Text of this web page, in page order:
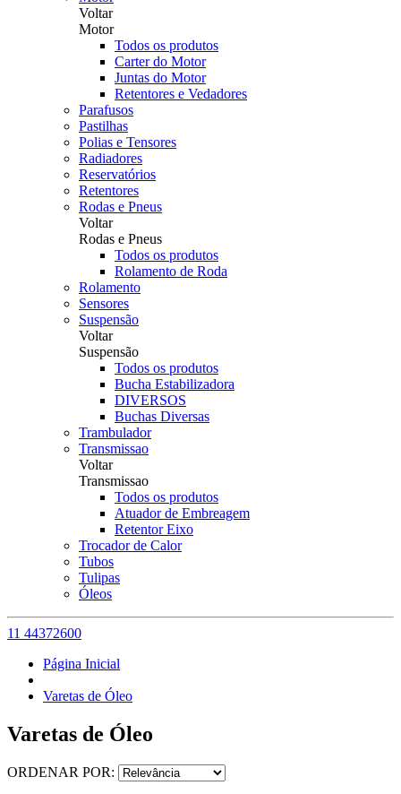
Voltar
Motor
Todos os produtos
Carter do Motor
Juntas do Motor
Retentores e Vedadores
Parafusos
Pastilhas
Polias e Tensores
Radiadores
Reservatórios
Retentores
Rodas e Pneus
Voltar
Rodas e Pneus
Todos os produtos
Rolamento de Roda
Rolamento
Sensores
Suspensão
Voltar
Suspensão
Todos os produtos
Bucha Estabilizadora
DIVERSOS
Buchas Diversas
Trambulador
Transmissao
Voltar
Transmissao
Todos os produtos
Atuador de Embreagem
Retentor Eixo
Trocador de Calor
Tubos
Tulipas
Óleos
11 44372600
Página Inicial
Varetas de Óleo
Varetas de Óleo
ORDENAR POR: